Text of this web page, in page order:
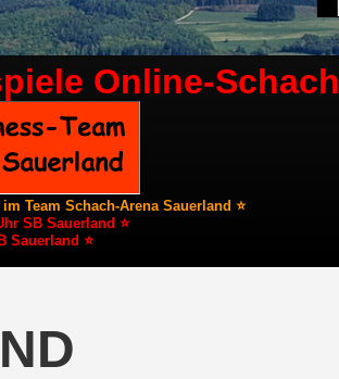
Online-Schach
Team Schach-Arena Sauerland ⭐
SB Sauerland ⭐
Sauerland ⭐